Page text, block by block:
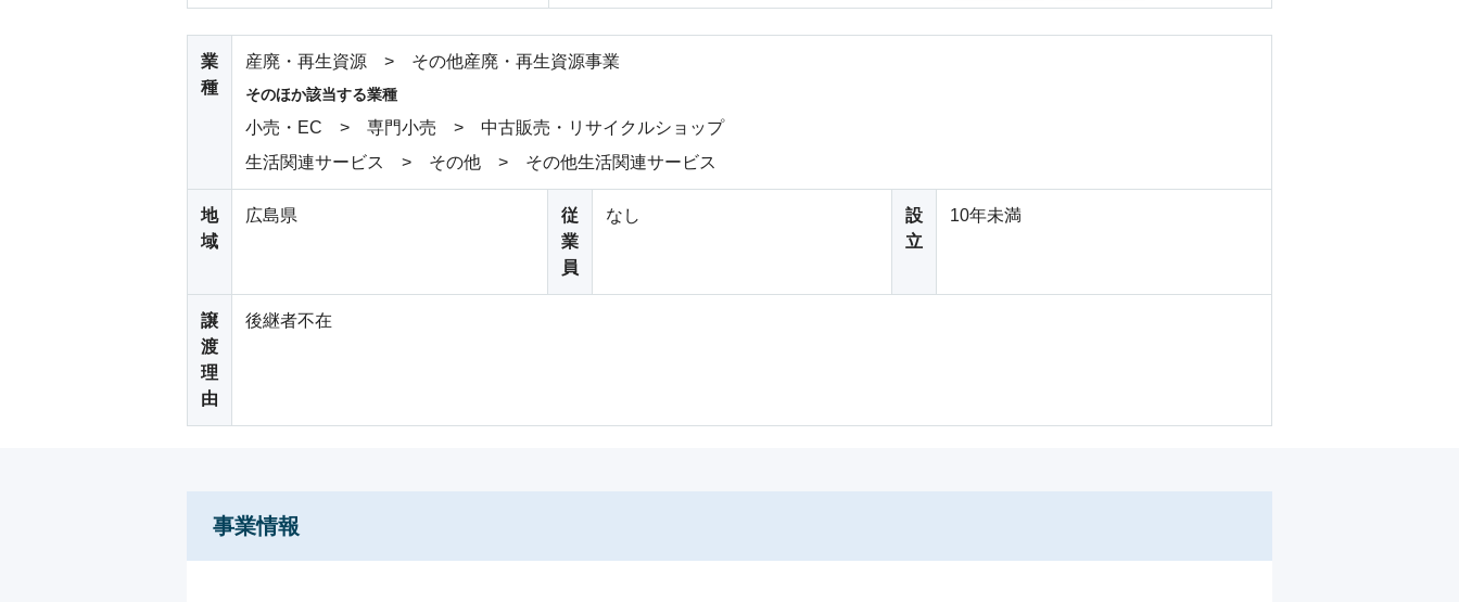
業
種
産廃・再生資源 > その他産廃・再生資源事業
そのほか該当する業種
小売・EC > 専門小売 > 中古販売・リサイクルショップ
生活関連サービス > その他 > その他生活関連サービス
地
域
広島県
従
業
員
なし
設
立
10年未満
譲
渡
理
由
後継者不在
事業情報